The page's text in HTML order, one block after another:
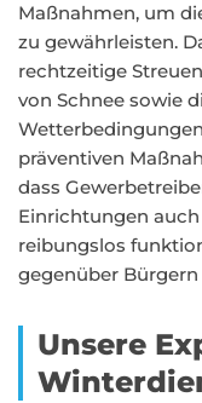
Maßnahmen, um
zu gewährleisten.
rechtzeitige
von Schnee sowie
präventiven
dass
Einrichtungen
reibungslos
gegenüber
Unsere